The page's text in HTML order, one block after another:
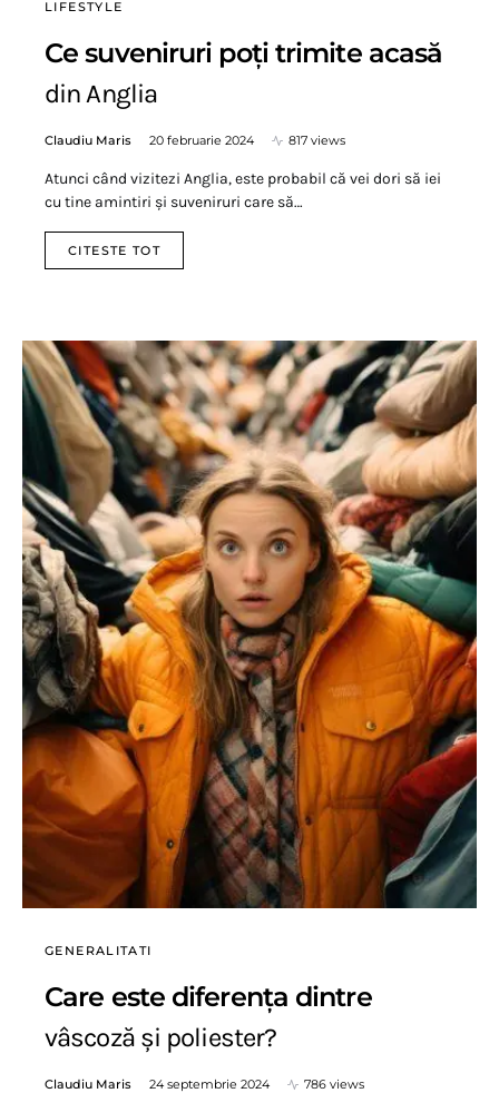
LIFESTYLE
Ce suveniruri poți trimite acasă
din Anglia
Claudiu Maris 20 februarie 2024 817 views
Atunci când vizitezi Anglia, este probabil că vei dori să iei
cu tine amintiri și suveniruri care să…
CITESTE TOT
GENERALITATI
Care este diferența dintre
vâscoză și poliester?
Claudiu Maris 24 septembrie 2024 786 views